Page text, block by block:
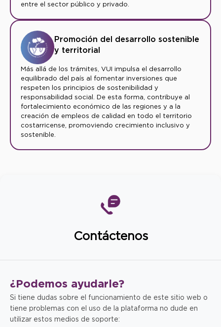
entre el sector público y privado.
Promoción del desarrollo sostenible
y territorial
Más allá de los trámites, VUI impulsa el desarrollo
equilibrado del país al fomentar inversiones que
respeten los principios de sostenibilidad y
responsabilidad social. De esta forma, contribuye al
fortalecimiento económico de las regiones y a la
creación de empleos de calidad en todo el territorio
costarricense, promoviendo crecimiento inclusivo y
sostenible.
Contáctenos
¿Podemos ayudarle?
Si tiene dudas sobre el funcionamiento de este sitio web o
tiene problemas con el uso de la plataforma no dude en
utilizar estos medios de soporte: